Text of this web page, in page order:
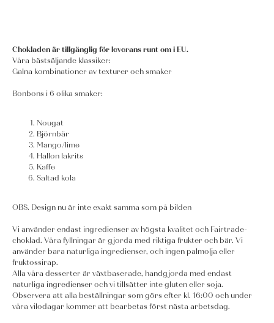
Chokladen är tillgänglig för leverans runt om i EU.
Våra bästsäljande klassiker:
Galna kombinationer av texturer och smaker
Bonbons i 6 olika smaker:
Nougat
Björnbär
Mango/lime
Hallon lakrits
Kaffe
Saltad kola
OBS. Design nu är inte exakt samma som på bilden
Vi använder endast ingredienser av högsta kvalitet och Fairtrade-
choklad. Våra fyllningar är gjorda med riktiga frukter och bär. Vi
använder bara naturliga ingredienser, och ingen palmolja eller
fruktossirap.
Alla våra desserter är växtbaserade, handgjorda med endast
naturliga ingredienser och vi tillsätter inte gluten eller soja.
Observera att alla beställningar som görs efter kl. 16:00 och under
våra vilodagar kommer att bearbetas först nästa arbetsdag.